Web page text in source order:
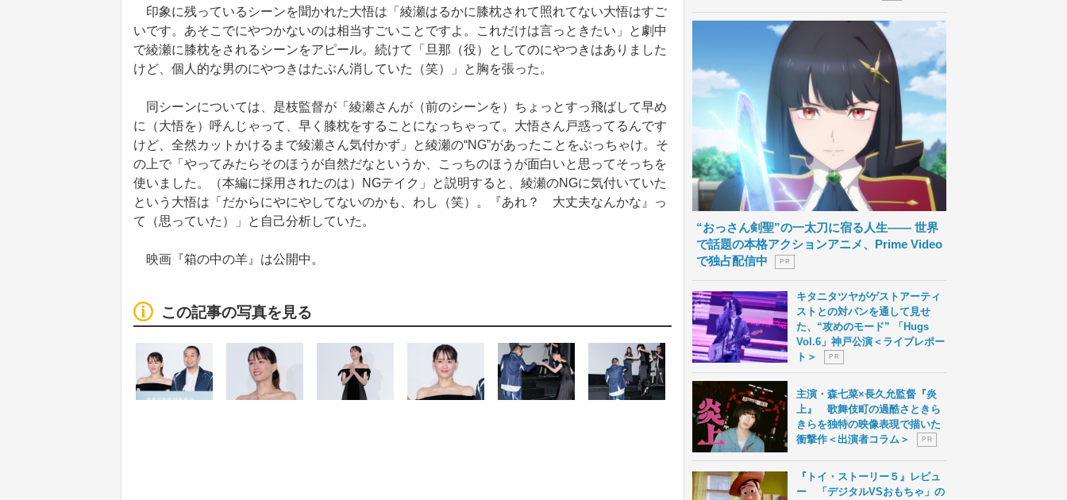
印象に残っているシーンを聞かれた大悟は「綾瀬はるかに膝枕されて照れてない大悟はすご
いです。あそこでにやつかないのは相当すごいことですよ。これだけは言っときたい」と劇中
で綾瀬に膝枕をされるシーンをアピール。続けて「旦那（役）としてのにやつきはありました
けど、個人的な男のにやつきはたぶん消していた（笑）」と胸を張った。
同シーンについては、是枝監督が「綾瀬さんが（前のシーンを）ちょっとすっ飛ばして早め
に（大悟を）呼んじゃって、早く膝枕をすることになっちゃって。大悟さん戸惑ってるんです
けど、全然カットかけるまで綾瀬さん気付かず」と綾瀬の“NG”があったことをぶっちゃけ。そ
の上で「やってみたらそのほうが自然だなというか、こっちのほうが面白いと思ってそっちを
使いました。（本編に採用されたのは）NGテイク」と説明すると、綾瀬のNGに気付いていた
という大悟は「だからにやにやしてないのかも、わし（笑）。『あれ？ 大丈夫なんかな』っ
て（思っていた）」と自己分析していた。
映画『箱の中の羊』は公開中。
この記事の写真を見る
“おっさん剣聖”の一太刀に宿る人生―― 世界
で話題の本格アクションアニメ、Prime Video
で独占配信中
P R
キタニタツヤがゲストアーティ
ストとの対バンを通して見せ
た、“攻めのモード” 「Hugs
Vol.6」神戸公演＜ライブレポー
ト＞
P R
主演・森七菜×長久允監督『炎
上』 歌舞伎町の過酷さときら
きらを独特の映像表現で描いた
衝撃作＜出演者コラム＞
P R
『トイ・ストーリー５』レビュ
ー 「デジタルVSおもちゃ」の